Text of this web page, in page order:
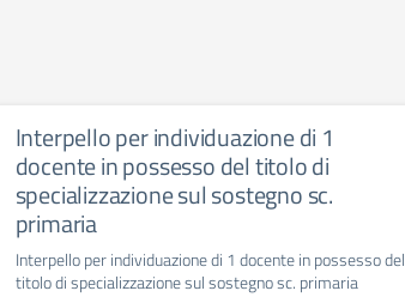
Interpello per individuazione di 1
docente in possesso del titolo di
specializzazione sul sostegno sc.
primaria
Interpello per individuazione di 1 docente in possesso del
titolo di specializzazione sul sostegno sc. primaria